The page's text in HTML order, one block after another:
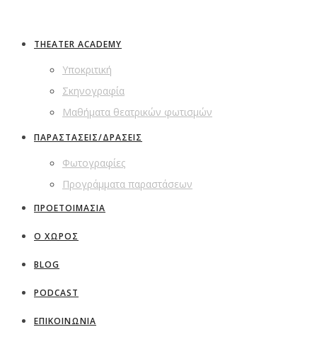
THEATER ACADEMY
Υποκριτική
Σκηνογραφία
Μαθήματα θεατρικών φωτισμών
ΠΑΡΑΣΤΑΣΕΙΣ/ΔΡΑΣΕΙΣ
Φωτογραφίες
Προγράμματα παραστάσεων
ΠΡΟΕΤΟΙΜΑΣΙΑ
Ο ΧΩΡΟΣ
BLOG
PODCAST
ΕΠΙΚΟΙΝΩΝΙΑ